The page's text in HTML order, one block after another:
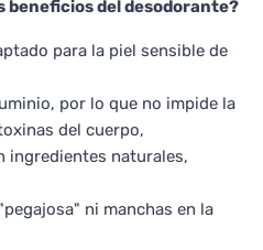
beneficios del desodorante?
para la piel sensible de
por lo que no impide la
del cuerpo,
ingredientes naturales,
ni manchas en la